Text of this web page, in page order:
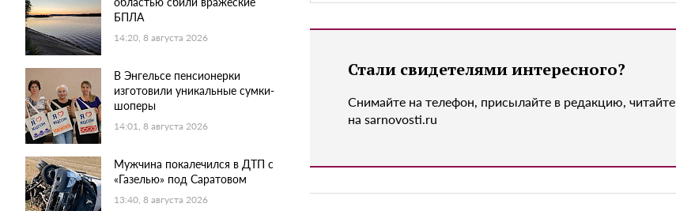
БПЛА
14:20, 8 августа 2026
В Энгельсе пенсионерки
изготовили уникальные сумки-
шоперы
14:01, 8 августа 2026
Мужчина покалечился в ДТП с
«Газелью» под Саратовом
13:40, 8 августа 2026
Стали свидетелями интересного?
Снимайте на телефон, присылайте в редакцию, читайте
на sarnovosti.ru